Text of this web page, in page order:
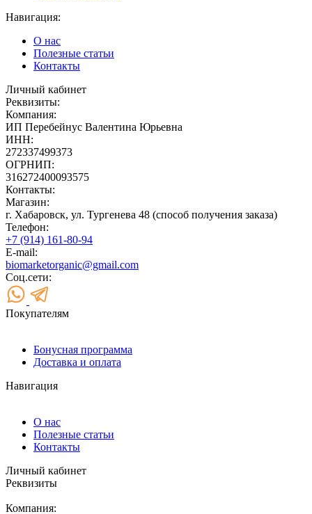
Навигация:
О нас
Полезные статьи
Контакты
Личный кабинет
Реквизиты:
Компания:
ИП Перебейнус Валентина Юрьевна
ИНН:
272337499373
ОГРНИП:
316272400093575
Контакты:
Магазин:
г. Хабаровск, ул. Тургенева 48 (способ получения заказа)
Телефон:
+7 (914) 161-80-94
E-mail:
biomarketorganic@gmail.com
Соц.сети:
Покупателям
Бонусная программа
Доставка и оплата
Навигация
О нас
Полезные статьи
Контакты
Личный кабинет
Реквизиты
Компания: